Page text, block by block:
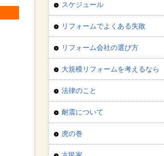
スケジュール
リフォームでよくある失敗
リフォーム会社の選び方
大規模リフォームを考えるなら
法律のこと
耐震について
虎の巻